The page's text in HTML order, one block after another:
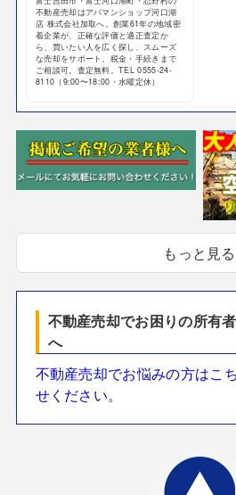
不動産売却はアパマンショップ河口湖
店 株式会社加取へ。創業61年の地域密
着企業が、正確な評価と適正査定か
ら、買いたい人を広く探し、スムーズ
な売却をサポート。税金・手続きまで
ご相談可。査定無料。TEL 0555-24-
8110（9:00〜18:00・水曜定休）
もっと見る
不動産売却でお困りの所
へ
不動産売却でお悩みの方はこ
せください。